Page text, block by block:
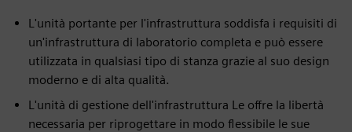
L'unità portante per l'infrastruttura soddisfa i requisiti di
un'infrastruttura di laboratorio completa e può essere
utilizzata in qualsiasi tipo di stanza grazie al suo design
moderno e di alta qualità.
L'unità di gestione dell'infrastruttura Le offre la libertà
necessaria per riprogettare in modo flessibile le sue